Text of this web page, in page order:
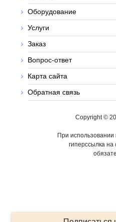
Оборудование
Услуги
Заказ
Вопрос-ответ
Карта сайта
Обратная связь
Copyright ©
При
гиперссылка на